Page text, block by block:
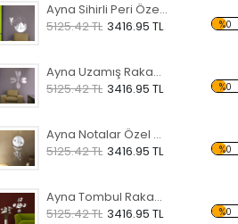
Ayna Sihirli Peri Özel Kesim Saat
5125.42 TL 3416.95 TL %0
Ayna Uzamış Rakamlar Özel Kesim Saat
5125.42 TL 3416.95 TL %0
Ayna Notalar Özel Kesim Saat
5125.42 TL 3416.95 TL %0
Ayna Tombul Rakamlar Özel Kesim Saat
5125.42 TL 3416.95 TL %0